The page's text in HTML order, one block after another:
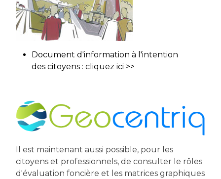
Document d'information à l'intention
des citoyens : cliquez ici >>
Il est maintenant aussi possible, pour les
citoyens et professionnels, de consulter le rôles
d'évaluation foncière et les matrices graphiques